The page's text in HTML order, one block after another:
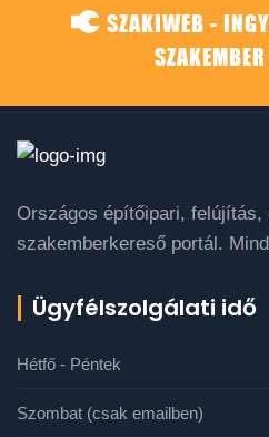
SZAKIWEB -
Országos építőipari, felújítás,
szakemberkereső portál.
Ügyfélszolgálati idő
Hétfő - Péntek
Szombat (csak emailben)